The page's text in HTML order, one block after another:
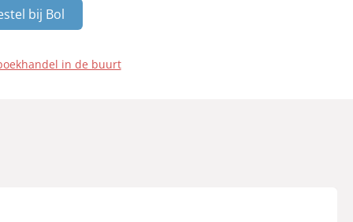
bij Bol
in de buurt